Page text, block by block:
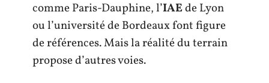
comme Paris-Dauphine, l’IAEde Lyon
ou l’université de Bordeaux font figure
de références. Mais la réalité du terrain
propose d’autres voies.